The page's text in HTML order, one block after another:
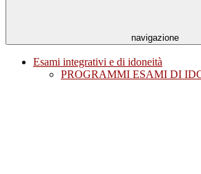
navigazione
Esami integrativi e di idoneità
PROGRAMMI ESAMI DI